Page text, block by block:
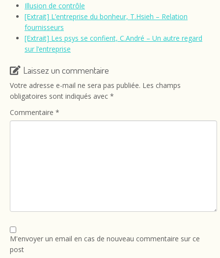
Illusion de contrôle
[Extrait] L’entreprise du bonheur, T.Hsieh – Relation
fournisseurs
[Extrait] Les psys se confient, C.André – Un autre regard
sur l’entreprise
Laissez un commentaire
Votre adresse e-mail ne sera pas publiée. Les champs
obligatoires sont indiqués avec *
Commentaire *
M'envoyer un email en cas de nouveau commentaire sur ce
post